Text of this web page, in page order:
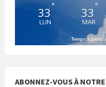
33 °
LUN
33 °
MAR
Temps à partir
ABONNEZ-VOUS À